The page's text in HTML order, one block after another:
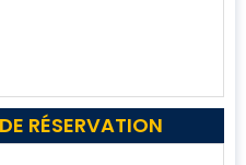
RÉSERVATION